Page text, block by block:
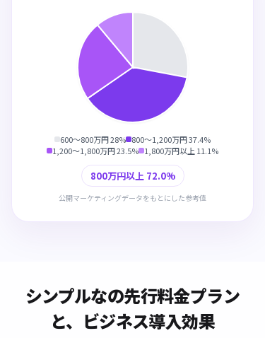
600〜800万円28% 800〜1,200万円37.4%
1,200〜1,800万円23.5% 1,800万円以上 11.1%
800万円以上 72.0%
公開マーケティングデータをもとにした参考値
シンプルなの先行料金プラン
と、ビジネス導入効果